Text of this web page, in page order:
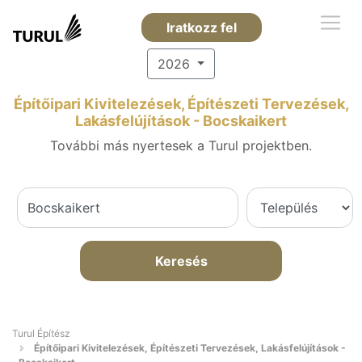
Iratkozz fel
2026
Építőipari Kivitelezések, Építészeti Tervezések,
Lakásfelújítások - Bocskaikert
További más nyertesek a Turul projektben.
Keresés
Turul Építész
Építőipari Kivitelezések, Építészeti Tervezések, Lakásfelújítások -